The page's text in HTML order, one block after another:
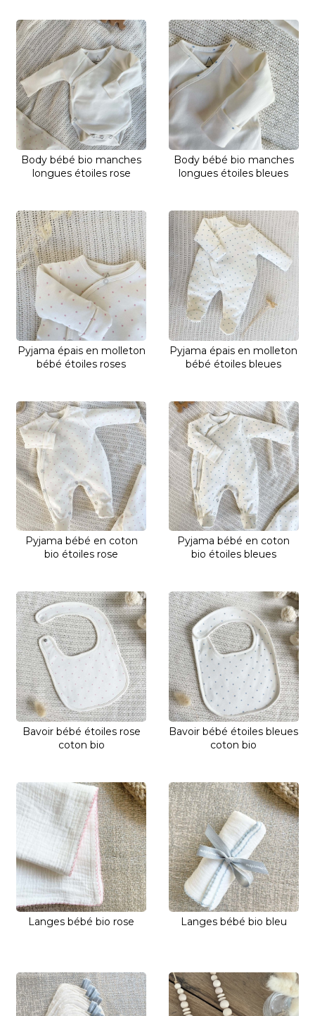
Body bébé bio manches
longues étoiles rose
Body bébé bio manches
longues étoiles bleues
Pyjama épais en molleton
bébé étoiles roses
Pyjama épais en molleton
bébé étoiles bleues
Pyjama bébé en coton
bio étoiles rose
Pyjama bébé en coton
bio étoiles bleues
Bavoir bébé étoiles rose
coton bio
Bavoir bébé étoiles bleues
coton bio
Langes bébé bio rose Langes bébé bio bleu